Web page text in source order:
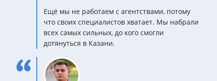
Ещё мы не работаем с агентствами, потому
что своих специалистов хватает. Мы набрали
всех самых сильных, до кого смогли
дотянуться в Казани.